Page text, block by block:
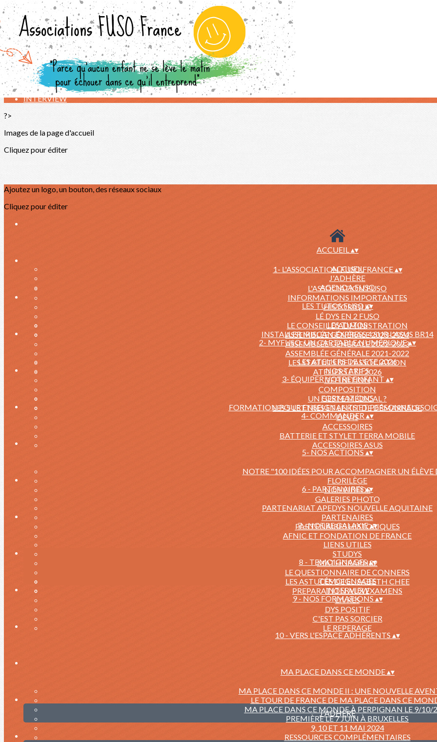
Exporter les lignes sélectionnées
Exporter toutes les colonnes
Exporter uniquement les colonnes affichées
Menu
<
>
TÉMOIGNAGES
INTERVIEW
?>
Images de la page d'accueil
Cliquez pour éditer
Ajoutez un logo, un bouton, des réseaux sociaux
Cliquez pour éditer
ACCUEIL▴▾
ACCUEIL
J'ADHÈRE
AGENDA FUSO
1- L'ASSOCIATION FUSO FRANCE▴▾
L'ASSOCIATION FUSO
INFORMATIONS IMPORTANTES
HISTORIQUE
LÉ DYS EN 2 FUSO
LE CONSEIL D'ADMINISTRATION
ASSEMBLÉE GÉNÉRALE 2023-2024
ASSEMBLÉE GÉNÉRALE 2022-2023
ASSEMBLÉE GÉNÉRALE 2021-2022
LES STATUTS DE L'ASSOCIATION
ATELIERS ETE 2026
LES TUTOS FUSO ▴▾
LES TUTOS
INSTALLER IRISCAN EXPRESS 4 SUR L'ASUS BR14
2- MYFUSO, UN CARTABLE NUMÉRIQUE▴▾
LES ATELIERS DE L'ETE 2026
NOS TARIFS
DEFINITION
COMPOSITION
UN GESTE MÉDICAL ?
LES 5 LETTRES ET LE KIT DE DÉMARRAGE
DEVIS
ACCESSOIRES
BATTERIE ET STYLET TERRA MOBILE
ACCESSOIRES ASUS
3- ÉQUIPER VOTRE ENFANT ▴▾
FORMATIONS
FORMATION POUR ENSEIGNANTS ET PERSONNELS
4- COMMANDER▴▾
5- NOS ACTIONS▴▾
NOTRE "100 IDÉES POUR ACCOMPAGNER UN ÉLÈVE
FLORILÈGE
NOS VIDÉOS
GALERIES PHOTO
6 - PARTENAIRES▴▾
PARTENARIAT APEDYS NOUVELLE AQUITAINE
PARTENAIRES
PARTENAIRES HISTORIQUES
AFNIC ET FONDATION DE FRANCE
7 - NOTRE GALAXIE▴▾
LIENS UTILES
STUDYS
MATHGRAPH32
LE QUESTIONNAIRE DE CONNERS
LES ASTUCES DE ELISABETH CHEE
PREPARATION AUX EXAMENS
LIVRES
DYS POSITIF
C'EST PAS SORCIER
LE REPERAGE
8 - TEMOIGNAGES▴▾
TÉMOIGNAGES
INTERVIEW
9 - NOS FORMATIONS ▴▾
10 - VERS L'ESPACE ADHÉRENTS ▴▾
MA PLACE DANS CE MONDE▴▾
MA PLACE DANS CE MONDE II : UNE NOUVELLE
LE TOUR DE FRANCE DE MA PLACE DANS CE
MA PLACE DANS CE MONDE À PERPIGNAN LE 9/10/
PREMIÈRE LE 7 JUIN À BRUXELLES
9, 10 ET 11 MAI 2024
RESSOURCES COMPLÉMENTAIRES
J'ADHÈRE